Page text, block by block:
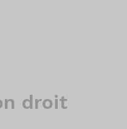
droit